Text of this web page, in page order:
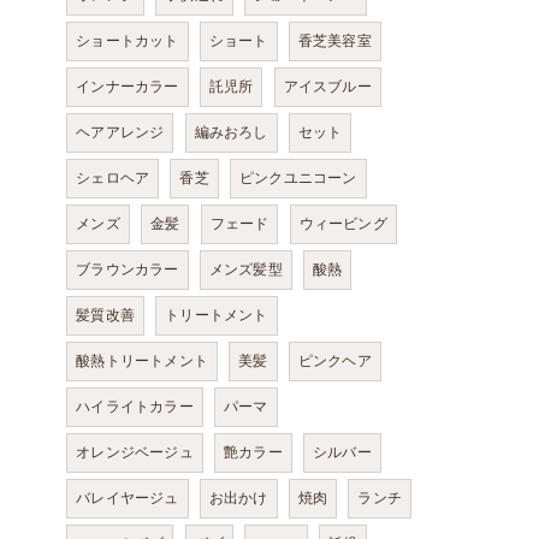
ショートカット ショート 香芝美容室
インナーカラー 託児所 アイスブルー
ヘアアレンジ 編みおろし セット
シェロヘア 香芝 ピンクユニコーン
メンズ 金髪 フェード ウィービング
ブラウンカラー メンズ髪型 酸熱
髪質改善 トリートメント
酸熱トリートメント 美髪 ピンクヘア
ハイライトカラー パーマ
オレンジベージュ 艶カラー シルバー
バレイヤージュ お出かけ 焼肉 ランチ